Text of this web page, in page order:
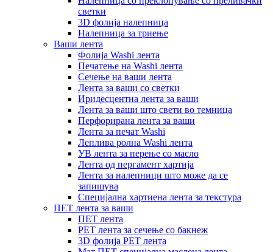
светки
3D фолија налепница
Налепница за триење
Ваши лента
Фолија Washi лента
Печатење на Washi лента
Сечење на ваши лента
Лента за ваши со светки
Иридесцентна лента за ваши
Лента за ваши што свети во темница
Перфорирана лента за ваши
Лента за печат Washi
Леплива ролна Washi лента
УВ лента за перење со масло
Лента од пергамент хартија
Лента за налепници што може да се
запишува
Специјална хартиена лента за текстура
ПЕТ лента за ваши
ПЕТ лента
PET лента за сечење со бакнеж
3D фолија PET лента